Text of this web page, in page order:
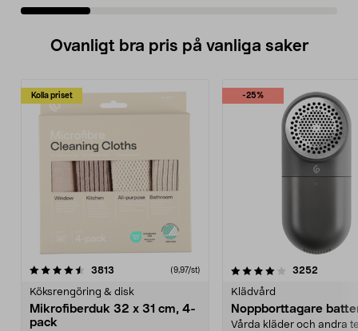
Ovanligt bra pris på vanliga saker
Kolla priset
3813 (9,97/st)
Köksrengöring & disk
Mikrofiberduk 32 x 31 cm, 4-
pack
-25%
4.0av 5 stjärnor 3252
Klädvård
Noppborttagare
Vårda kläder och andra
4.5av 5 stjärnor